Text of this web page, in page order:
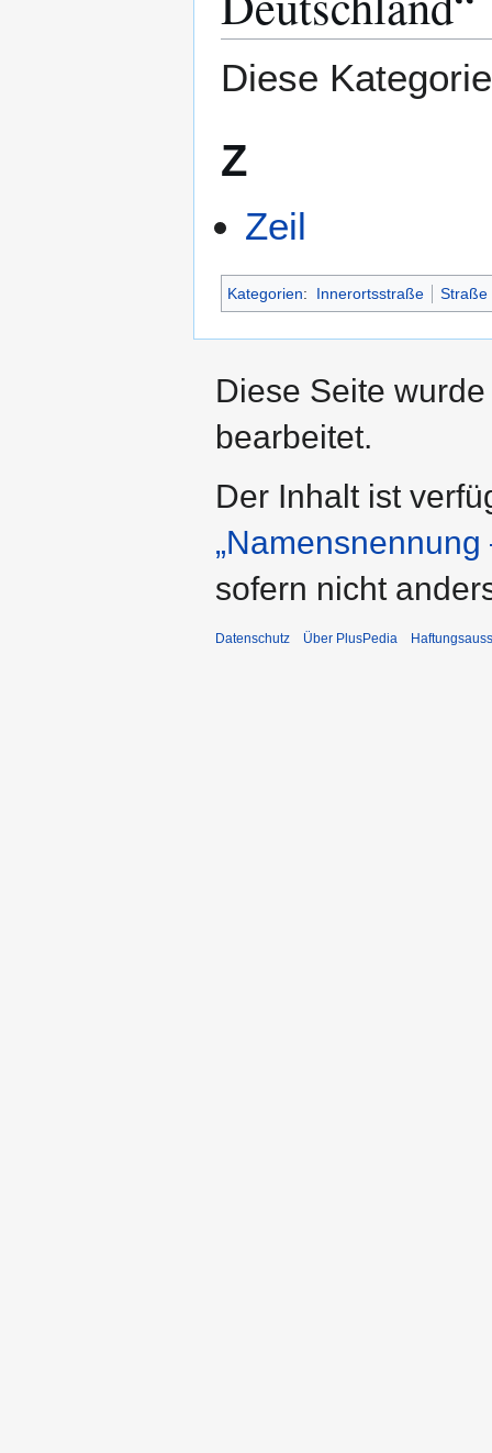
Diese
Z
Zeil
Kategorien: Innerortsstraße Straße
Diese Seite
bearbeitet.
Der Inhalt ist
sofern nicht
Datenschutz Über PlusPedia